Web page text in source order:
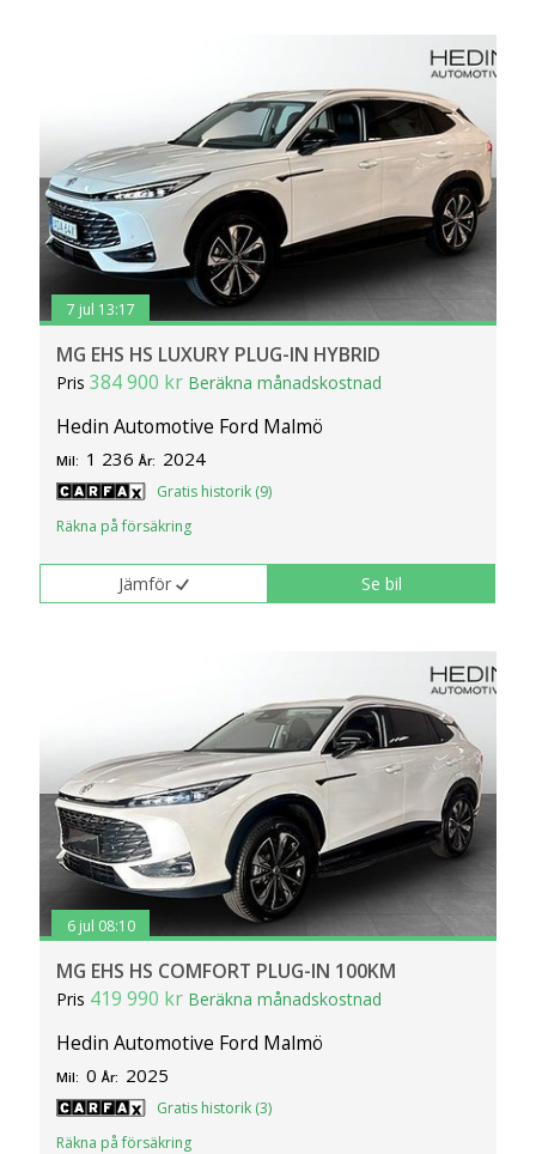
7 jul 13:17
MG EHS HS LUXURY PLUG-IN HYBRID
Pris384 900 kr Beräkna månadskostnad
Hedin Automotive Ford Malmö
Mil: 1 236 År: 2024
Gratis historik (9)
Räkna på försäkring
Jämför Se bil
6 jul 08:10
MG EHS HS COMFORT PLUG-IN 100KM
Pris 419 990 kr Beräkna månadskostnad
Hedin Automotive Ford Malmö
Mil: 0 År: 2025
Gratis historik (3)
Räkna på försäkring